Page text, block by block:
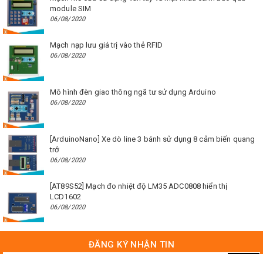
module SIM
06/08/2020
Mạch nạp lưu giá trị vào thẻ RFID
06/08/2020
Mô hình đèn giao thông ngã tư sử dụng Arduino
06/08/2020
[ArduinoNano] Xe dò line 3 bánh sử dụng 8 cảm biến quang
trở
06/08/2020
[AT89S52] Mạch đo nhiệt độ LM35 ADC0808 hiển thị
LCD1602
06/08/2020
ĐĂNG KÝ NHẬN TIN